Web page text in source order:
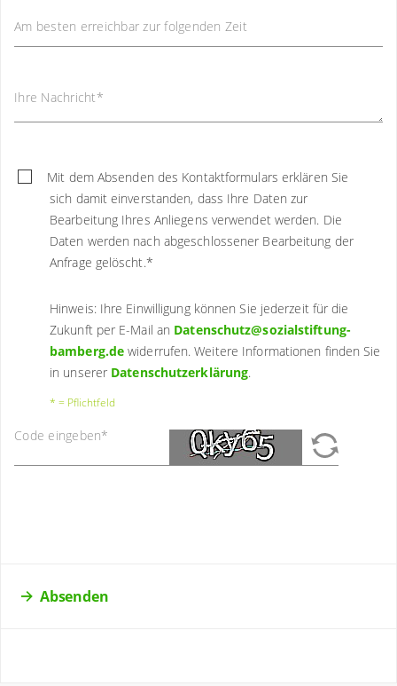
Am besten erreichbar zur folgenden Zeit
Ihre Nachricht*
Mit dem Absenden des Kontaktformulars erklären Sie
sich damit einverstanden, dass Ihre Daten zur
Bearbeitung Ihres Anliegens verwendet werden. Die
Daten werden nach abgeschlossener Bearbeitung der
Anfrage gelöscht.*
Hinweis: Ihre Einwilligung können Sie jederzeit für die
Zukunft per E-Mail an Datenschutz@sozialstiftung-
bamberg.de widerrufen. Weitere Informationen finden Sie
in unserer Datenschutzerklärung.
* = Pflichtfeld
Code eingeben*
Absenden